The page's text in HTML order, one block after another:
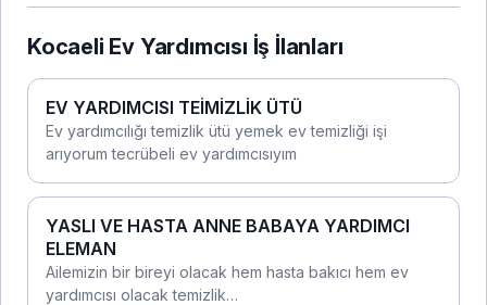
Kocaeli Ev Yardımcısı İş İlanları
EV YARDIMCISI TEİMİZLİK ÜTÜ
Ev yardımcılığı temizlik ütü yemek ev temizliği işi
arıyorum tecrübeli ev yardımcısıyım
YASLI VE HASTA ANNE BABAYA YARDIMCI
ELEMAN
Ailemizin bir bireyi olacak hem hasta bakıcı hem ev
yardımcısı olacak temizlik…